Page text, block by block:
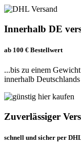
Innerhalb DE
ab 100 € Bestellwert
...bis zu einem
innerhalb
Zuverlässiger
schnell und sicher per